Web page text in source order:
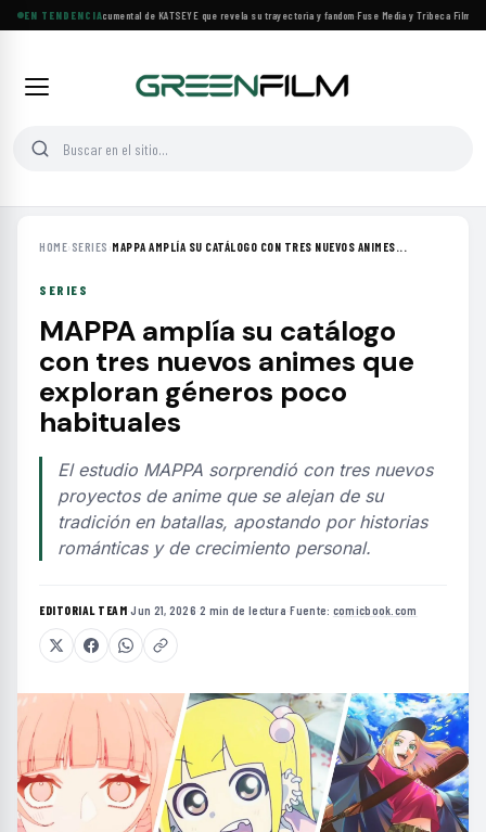
EN TENDENCIA
Llega a cines el documental de KATSEYE que revela su trayectoria y fandom·Fuse Media y Tribeca Films
HOME› SERIES ›MAPPA AMPLÍA SU CATÁLOGO CON TRES NUEVOS ANIMES...
SERIES
MAPPA amplía su catálogo
con tres nuevos animes que
exploran géneros poco
habituales
El estudio MAPPA sorprendió con tres nuevos
proyectos de anime que se alejan de su
tradición en batallas, apostando por historias
románticas y de crecimiento personal.
EDITORIAL TEAM·Jun 21, 2026·2 min de lectura·Fuente: comicbook.com